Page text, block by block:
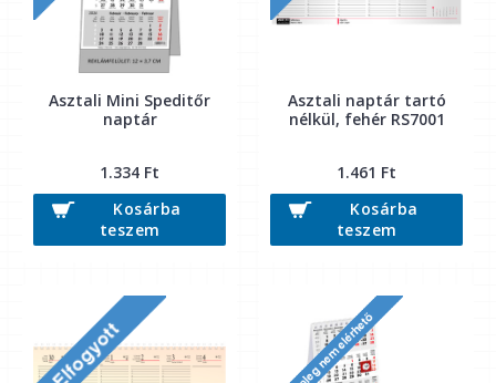
Asztali Mini Speditőr
naptár
1.334 Ft
Kosárba
teszem
Asztali naptár tartó
nélkül, fehér RS7001
1.461 Ft
Kosárba
teszem